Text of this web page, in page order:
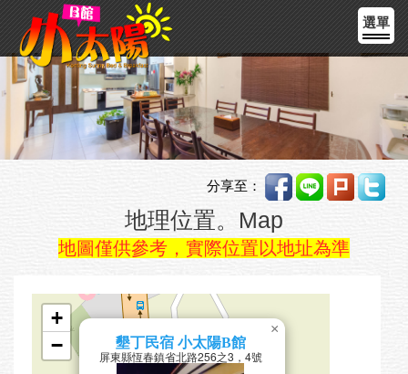
選單
分享至：
地理位置。Map
地圖僅供參考，實際位置以地址為準
墾丁民宿 小太陽B館
屏東縣恆春鎮省北路256之3，4號
×
+
−